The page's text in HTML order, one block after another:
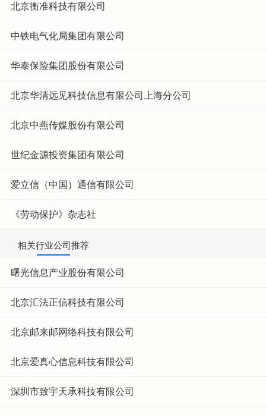
北京衡准科技有限公司
中铁电气化局集团有限公司
华泰保险集团股份有限公司
北京华清远见科技信息有限公司上海分公司
北京中燕传媒股份有限公司
世纪金源投资集团有限公司
爱立信（中国）通信有限公司
《劳动保护》杂志社
相关行业公司推荐
曙光信息产业股份有限公司
北京汇法正信科技有限公司
北京邮来邮网络科技有限公司
北京爱真心信息科技有限公司
深圳市致宇天承科技有限公司